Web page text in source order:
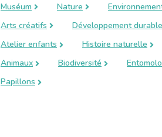
Muséum Nature
Arts créatifs
Développement durable
Atelier enfants
Histoire naturelle
Animaux
Biodiversité
Papillons